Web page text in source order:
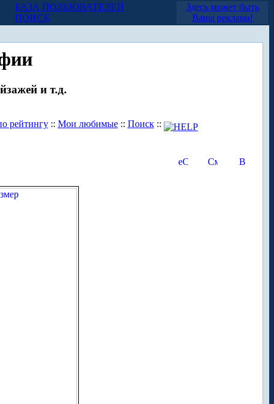
БАЗА ПОЛЬЗОВАТЕЛЕЙ
ПОИСК
Здесь может быть
Ваша реклама!
и т.д.
рейтингу:: Мои любимые:: Поиск::